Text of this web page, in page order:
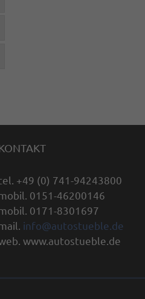
+49 (0) 741-94243800
0151-46200146
0171-8301697
info@autostueble.de
www.autostueble.de